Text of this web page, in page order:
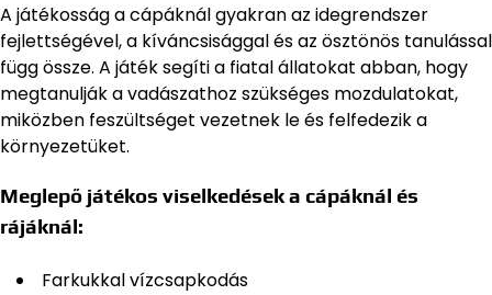
A játékosság a cápáknál gyakran az idegrendszer
fejlettségével, a kíváncsisággal és az ösztönös tanulással
függ össze. A játék segíti a fiatal állatokat abban, hogy
megtanulják a vadászathoz szükséges mozdulatokat,
miközben feszültséget vezetnek le és felfedezik a
környezetüket.
Meglepő játékos viselkedések a cápáknál és
rájáknál:
Farkukkal vízcsapkodás